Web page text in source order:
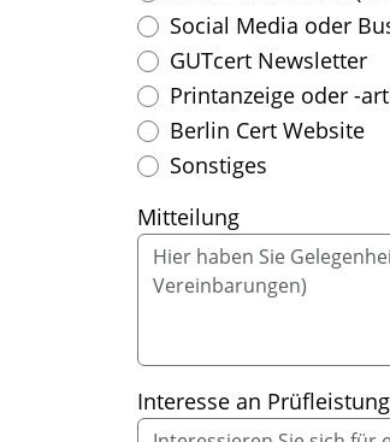
Social Media oder
GUTcert Newsletter
Printanzeige oder -
Berlin Cert Website
Sonstiges
Mitteilung
Interesse an